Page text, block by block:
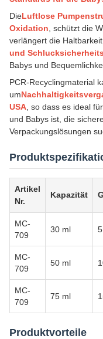
DieLuftlose
Oxidation , schützt die
verlängert die
und
Babys und
PCR-Recyclingmaterial
um
USA , so dass es ideal
und Babys ist, die
Verpackungslösungen
Artikel
Nr.
Kapazität
MC-
709
30 ml
MC-
709
50 ml
MC-
709
75 ml
Produktvorteile